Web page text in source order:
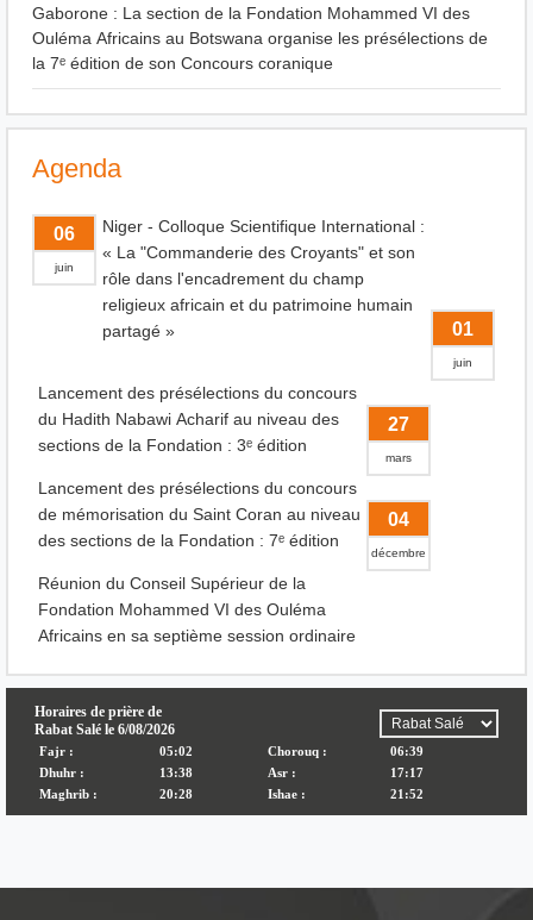
Gaborone : La section de la Fondation Mohammed VI des
Ouléma Africains au Botswana organise les présélections de
la 7ᵉ édition de son Concours coranique
Agenda
06
juin
Niger - Colloque Scientifique International :
« La "Commanderie des Croyants" et son
rôle dans l'encadrement du champ
religieux africain et du patrimoine humain
partagé »
01
juin
Lancement des présélections du concours
du Hadith Nabawi Acharif au niveau des
sections de la Fondation : 3ᵉ édition
27
mars
Lancement des présélections du concours
de mémorisation du Saint Coran au niveau
des sections de la Fondation : 7ᵉ édition
04
décembre
Réunion du Conseil Supérieur de la
Fondation Mohammed VI des Ouléma
Africains en sa septième session ordinaire